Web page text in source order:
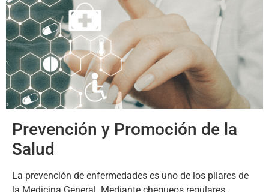
Prevención y Promoción de la
Salud
La prevención de enfermedades es uno de los pilares de